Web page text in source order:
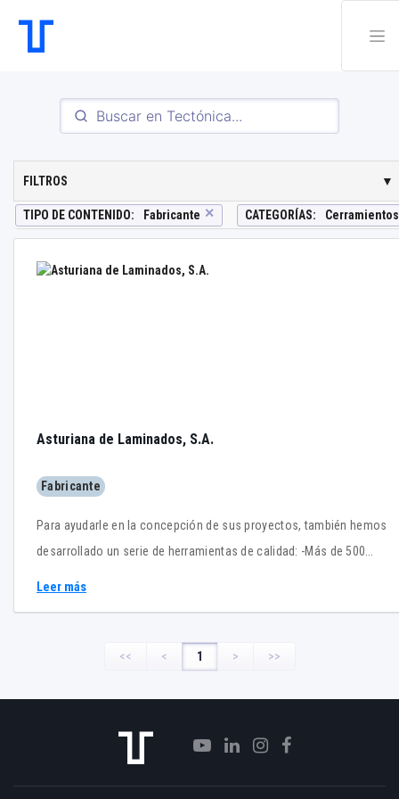
FILTROS ▼
TIPO DE CONTENIDO: Fabricante ✕ CATEGORÍAS:
Asturiana de Laminados, S.A.
Fabricante
Para ayudarle en la concepción de sus proyectos, también hemos
desarrollado un serie de herramientas de calidad: -Más de 500
Leer más
<< < 1 > >>